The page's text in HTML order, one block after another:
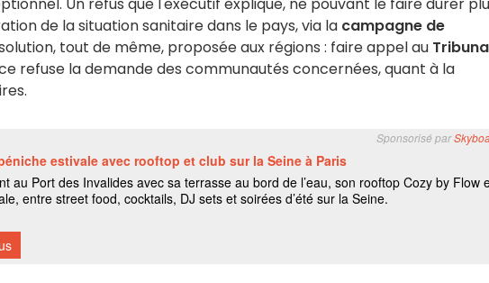
de la situation sanitaire dans le pays, via la campagne de
tout de même, proposée aux régions : faire appel au
refuse la demande des communautés concernées, quant à la